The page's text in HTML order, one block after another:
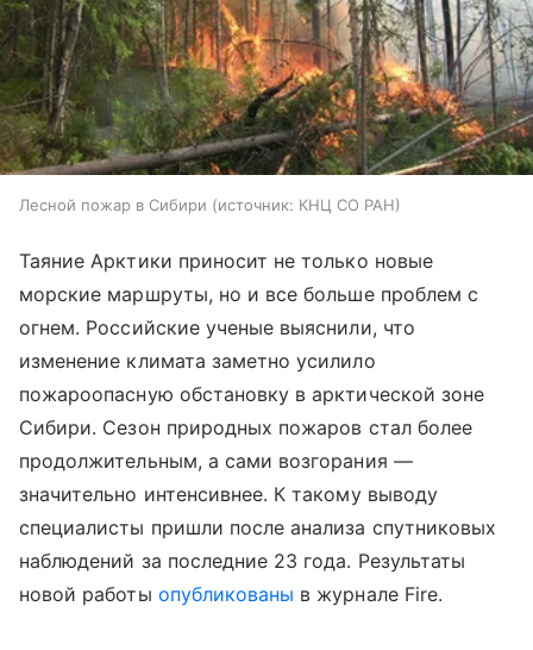
Лесной пожар в Сибири источник: КНЦ СО РАН
Таяние Арктики приносит не только новые
морские маршруты, но и все больше проблем с
огнем. Российские ученые выяснили, что
изменение климата заметно усилило
пожароопасную обстановку в арктической зоне
Сибири. Сезон природных пожаров стал более
продолжительным, а сами возгорания —
значительно интенсивнее. К такому выводу
специалисты пришли после анализа спутниковых
наблюдений за последние 23 года. Результаты
новой работы опубликованы в журнале Fire.